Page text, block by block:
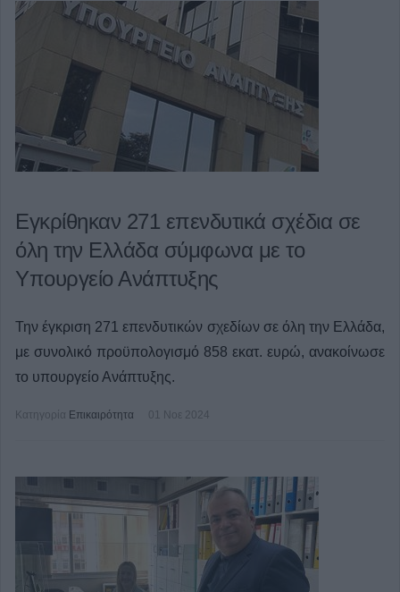
Εγκρίθηκαν 271 επενδυτικά σχέδια σε
όλη την Ελλάδα σύμφωνα με το
Υπουργείο Ανάπτυξης
Την έγκριση 271 επενδυτικών σχεδίων σε όλη την Ελλάδα,
με συνολικό προϋπολογισμό 858 εκατ. ευρώ, ανακοίνωσε
το υπουργείο Ανάπτυξης.
Κατηγορία Επικαιρότητα 01 Νοε 2024